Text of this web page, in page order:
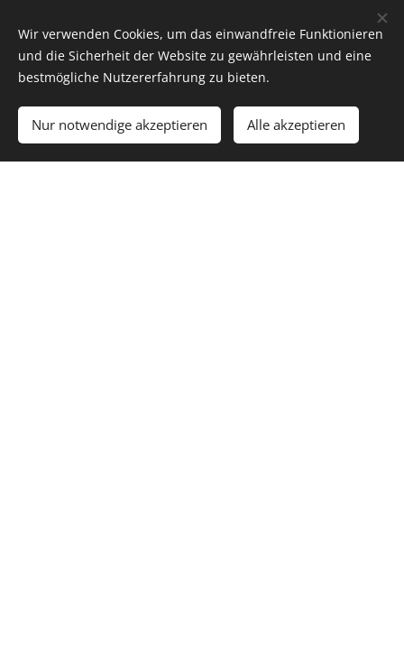
Wir verwenden Cookies, um das einwandfreie Funktionieren
und die Sicherheit der Website zu gewährleisten und eine
bestmögliche Nutzererfahrung zu bieten.
Nur notwendige akzeptieren Alle akzeptieren